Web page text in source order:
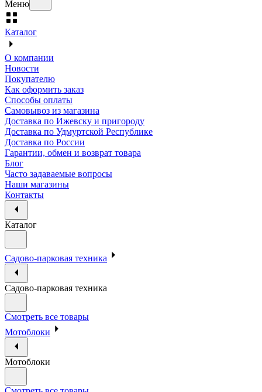
Меню
Каталог
О компании
Новости
Покупателю
Как оформить заказ
Способы оплаты
Самовывоз из магазина
Доставка по Ижевску и пригороду
Доставка по Удмуртской Республике
Доставка по России
Гарантии, обмен и возврат товара
Блог
Часто задаваемые вопросы
Наши магазины
Контакты
Каталог
Садово-парковая техника
Садово-парковая техника
Смотреть все товары
Мотоблоки
Мотоблоки